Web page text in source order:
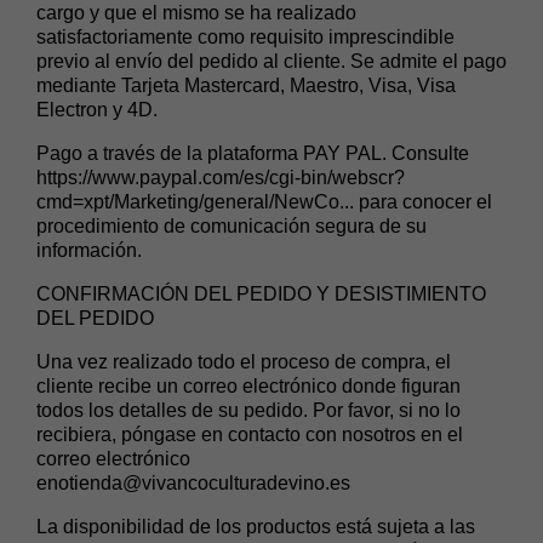
cargo y que el mismo se ha realizado
satisfactoriamente como requisito imprescindible
previo al envío del pedido al cliente. Se admite el pago
mediante Tarjeta Mastercard, Maestro, Visa, Visa
Electron y 4D.
Pago a través de la plataforma PAY PAL. Consulte
https://www.paypal.com/es/cgi-bin/webscr?
cmd=xpt/Marketing/general/NewCo... para conocer el
procedimiento de comunicación segura de su
información.
CONFIRMACIÓN DEL PEDIDO Y DESISTIMIENTO
DEL PEDIDO
Una vez realizado todo el proceso de compra, el
cliente recibe un correo electrónico donde figuran
todos los detalles de su pedido. Por favor, si no lo
recibiera, póngase en contacto con nosotros en el
correo electrónico
enotienda@vivancoculturadevino.es
La disponibilidad de los productos está sujeta a las